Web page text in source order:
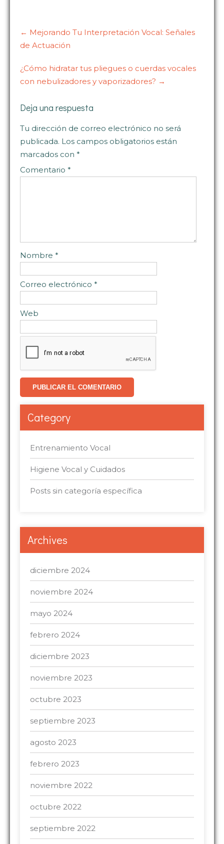
navigation
← Mejorando Tu Interpretación Vocal: Señales
de Actuación
¿Cómo hidratar tus pliegues o cuerdas vocales
con nebulizadores y vaporizadores? →
Deja una respuesta
Tu dirección de correo electrónico no será
publicada. Los campos obligatorios están
marcados con *
Comentario *
Nombre *
Correo electrónico *
Web
Category
Entrenamiento Vocal
Higiene Vocal y Cuidados
Posts sin categoría específica
Archives
diciembre 2024
noviembre 2024
mayo 2024
febrero 2024
diciembre 2023
noviembre 2023
octubre 2023
septiembre 2023
agosto 2023
febrero 2023
noviembre 2022
octubre 2022
septiembre 2022